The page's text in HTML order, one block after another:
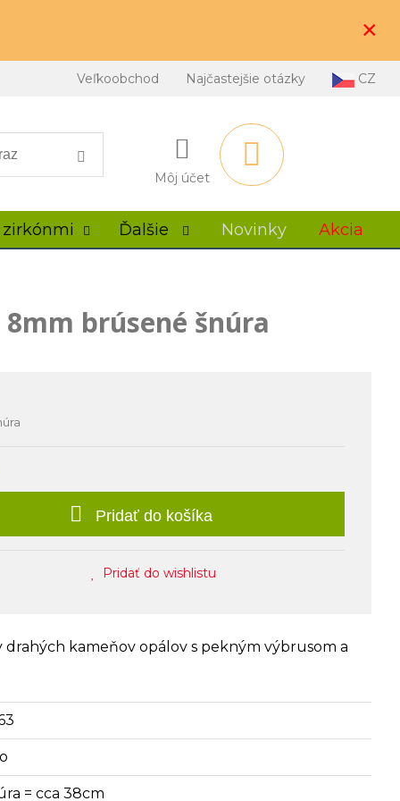
×
Veľkoobchod Najčastejšie otázky CZ
Môj účet
Ďalšie Novinky Akcia
brúsené šnúra
Pridať do košíka
Pridať do wishlistu
drahých kameňov opálov s pekným výbrusom a
= cca 38cm